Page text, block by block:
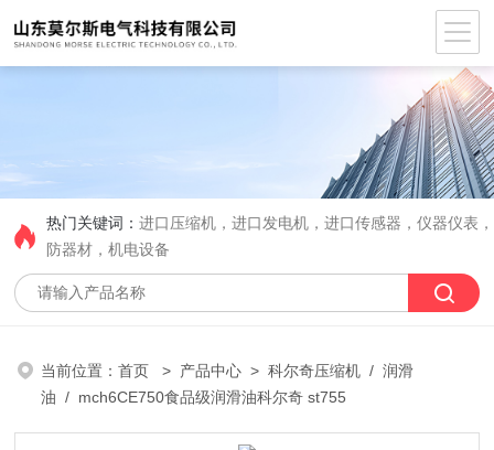
热门关键词：进口压缩机，进口发电机，进口传感器，仪器仪表
防器材，机电设备
当前位置：首页 > 产品中心 >科尔奇压缩机 /润滑
油 / mch6CE750食品级润滑油科尔奇 st755